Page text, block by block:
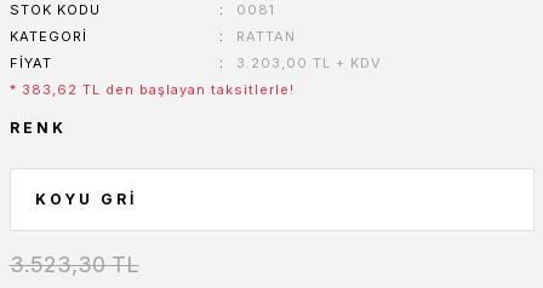
STOK KODU
0081
KATEGORI
RATTAN
FIYAT
3.203,00 TL + KDV
* 383,62 TL den başlayan taksitlerle!
RENK
3.523,30 TL